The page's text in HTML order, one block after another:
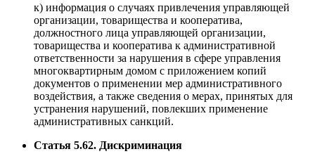
к) информация о случаях привлечения управляющей
организации, товарищества и кооператива,
должностного лица управляющей организации,
товарищества и кооператива к административной
ответственности за нарушения в сфере управления
многоквартирным домом с приложением копий
документов о применении мер административного
воздействия, а также сведения о мерах, принятых для
устранения нарушений, повлекших применение
административных санкций.
Статья 5.62. Дискриминация